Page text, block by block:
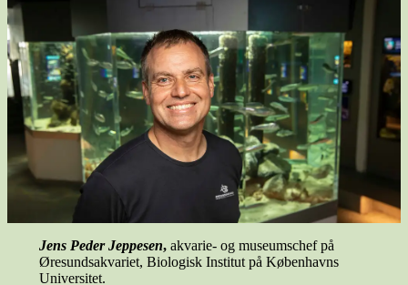
Jens Peder Jeppesen, akvarie- og museumschef på
Øresundsakvariet, Biologisk Institut på Københavns
Universitet.